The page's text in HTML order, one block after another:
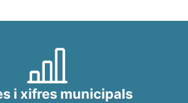
i xifres municipals